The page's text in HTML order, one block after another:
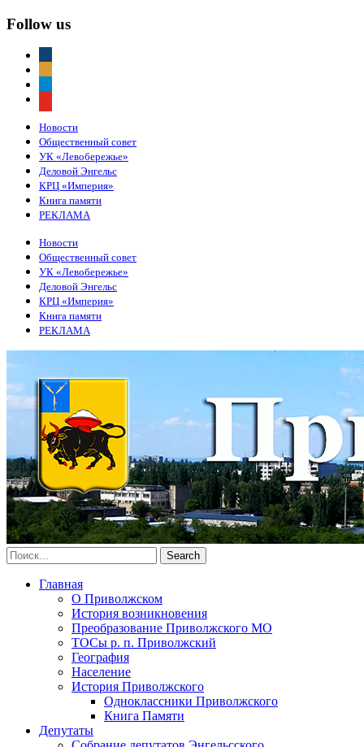
Follow us
Новости
Общественный совет
УК «Левобережье»
Деловой Энгельс
КРЦ «Империя»
Книга памяти
РЕКЛАМА
Новости
Общественный совет
УК «Левобережье»
Деловой Энгельс
КРЦ «Империя»
Книга памяти
РЕКЛАМА
Главная
О Приволжском
История возникновения
Преобразование Приволжского МО
ТОСы р. п. Приволжский
География
Население
История Приволжского
Одноклассники Приволжского
Книга Памяти
Депутаты